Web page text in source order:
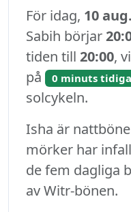
För idag, 10
Sabih börjar
tiden till 20:00,
på
0 minuts
solcykeln.
Isha är
mörker har
de fem dagliga
av Witr-bönen.